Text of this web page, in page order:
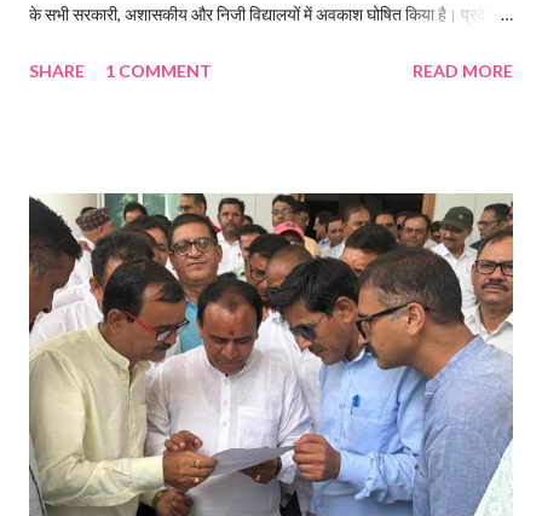
के सभी सरकारी, अशासकीय और निजी विद्यालयों में अवकाश घोषित किया है। प्रदेश में
SHARE
1 COMMENT READ MORE